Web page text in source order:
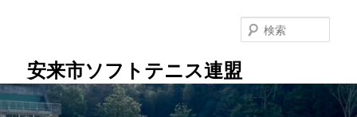
テ
ン
ン
ツ
安来市ソフトテニス連盟
索